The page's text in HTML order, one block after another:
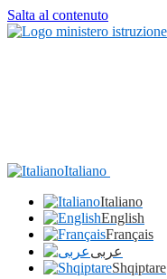
Salta al contenuto
Italiano
Italiano
English
Français
عربى
Shqiptare